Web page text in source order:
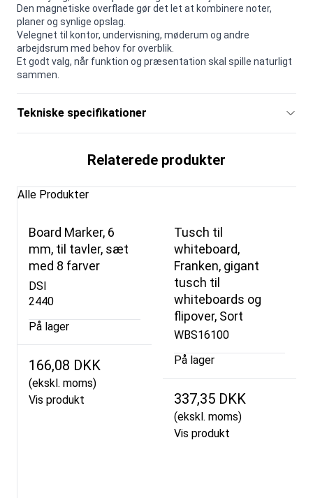
Den magnetiske overflade gør det let at kombinere noter,
planer og synlige opslag.
Velegnet til kontor, undervisning, møderum og andre
arbejdsrum med behov for overblik.
Et godt valg, når funktion og præsentation skal spille naturligt
sammen.
Tekniske specifikationer
Relaterede produkter
Alle Produkter
Board Marker, 6
mm, til tavler, sæt
med 8 farver
DSI
2440
På lager
166,08 DKK
(ekskl. moms)
Vis produkt
Tusch til
whiteboard,
Franken, gigant
tusch til
whiteboards og
flipover, Sort
WBS16100
På lager
337,35 DKK
(ekskl. moms)
Vis produkt